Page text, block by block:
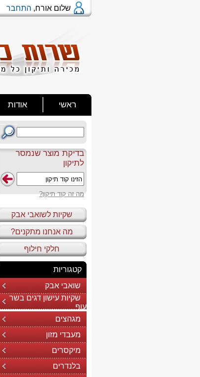
שלום אורח, התחבר
ראשי אודות
בדיקת מוצר שנמסר
לתיקון
מה זה קוד תיקון?
שקיות לשואבי אבק
מה אנחנו מתקנים?
חלקי חילוף
קטגוריות
שואבי אבק
שקיות עישון דגים בשר
עוף
מגהצים
מעבדי מזון
מיקסרים
בלנדרים